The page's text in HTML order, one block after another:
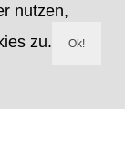
nutzen,
zu.
Ok!